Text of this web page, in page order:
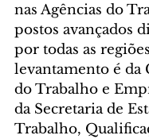
nas Agências do
postos avançados
por todas as
levantamento é da
do Trabalho e
da Secretaria de
Trabalho,